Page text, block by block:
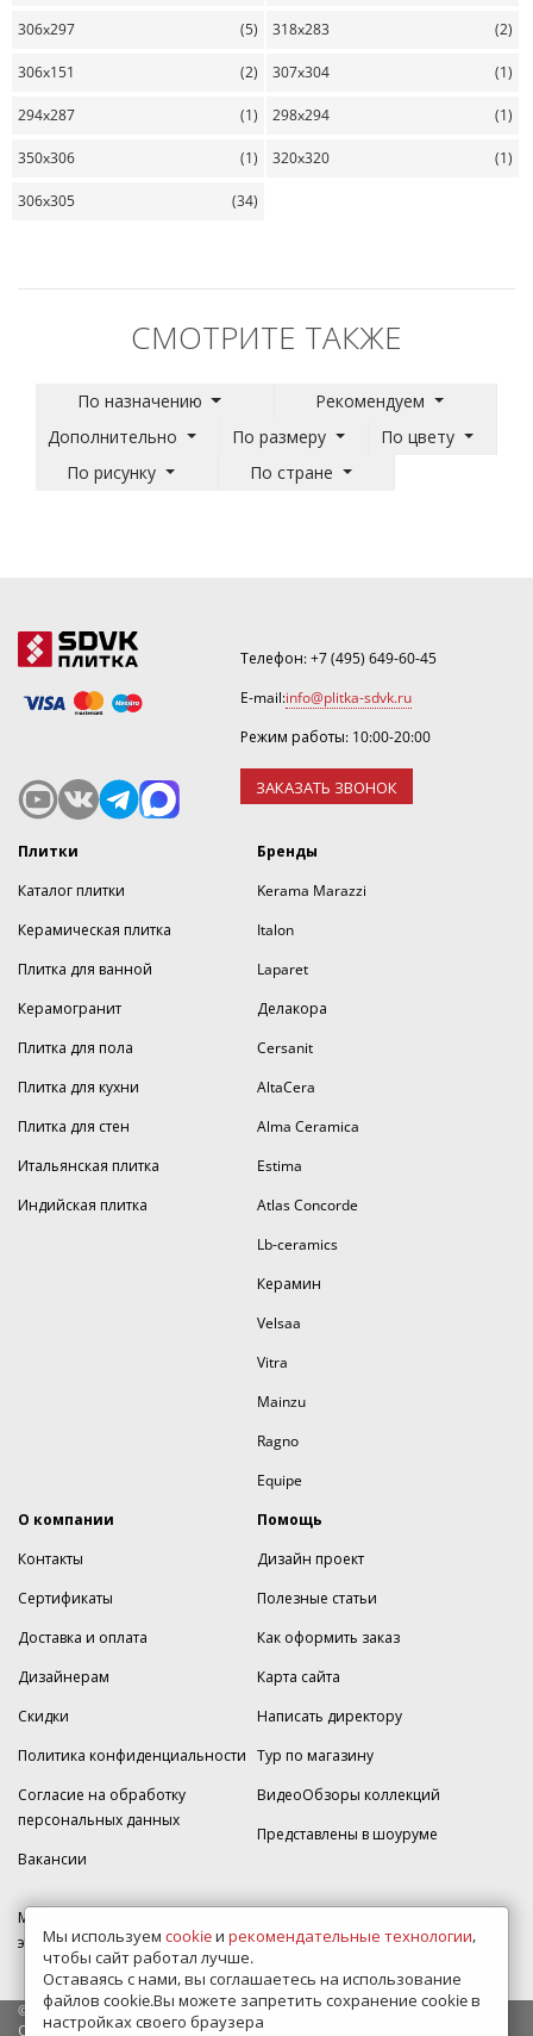
306x297 (5) 318x283 (2)
306x151 (2) 307x304 (1)
294x287 (1) 298x294 (1)
350x306 (1) 320x320 (1)
306x305 (34)
СМОТРИТЕ ТАКЖЕ
По назначению
Рекомендуем
Дополнительно
По размеру
По цвету
По рисунку
По стране
Телефон:+7 (495) 649-60-45
E-mail:info@plitka-sdvk.ru
Режим работы: 10:00-20:00
ЗАКАЗАТЬ ЗВОНОК
Плитки
Каталог плитки
Керамическая плитка
Плитка для ванной
Керамогранит
Плитка для пола
Плитка для кухни
Плитка для стен
Итальянская плитка
Индийская плитка
Бренды
Kerama Marazzi
Italon
Laparet
Делакора
Cersanit
AltaCera
Alma Ceramica
Estima
Atlas Concorde
Lb-ceramics
Керамин
Velsaa
Vitra
Mainzu
Ragno
Equipe
О компании
Контакты
Сертификаты
Доставка и оплата
Дизайнерам
Скидки
Политика конфиденциальности
Согласие на обработку
персональных данных
Вакансии
Помощь
Дизайн проект
Полезные статьи
Как оформить заказ
Карта сайта
Написать директору
Тур по магазину
ВидеоОбзоры коллекций
Представлены в шоуруме
МКАД 2км внешняя сторона, д. 2, ТРЦ "Шоколад" (РИО) Реутов, -1
этаж, магазин Плитка-SDVK.
© 2009—2026 г. Все права защищены
Обращаем Ваше внимание на то, что данный интернет-сайт носит
Мы используем cookieи рекомендательные технологии,
чтобы сайт работал лучше.
Оставаясь с нами, вы соглашаетесь на использование
файлов cookie.Вы можете запретить сохранение cookie в
настройках своего браузера